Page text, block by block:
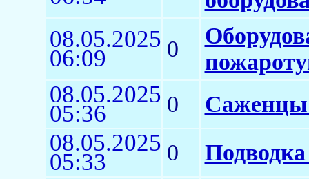
08.05.2025
06:09 0
08.05.2025
05:36 0 Саженцы
08.05.2025
05:33 0